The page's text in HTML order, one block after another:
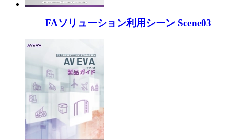
FAソリューション利用シーン Scene03